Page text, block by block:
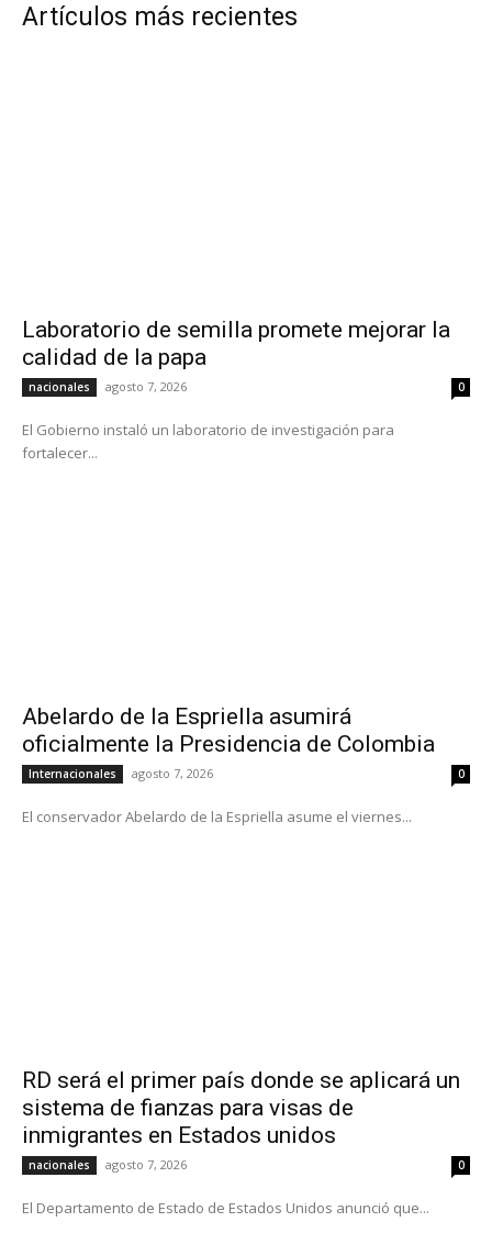
Artículos más recientes
Laboratorio de semilla promete mejorar la
calidad de la papa
nacionales agosto 7, 2026 0
El Gobierno instaló un laboratorio de investigación para
fortalecer...
Abelardo de la Espriella asumirá
oficialmente la Presidencia de Colombia
Internacionales agosto 7, 2026 0
El conservador Abelardo de la Espriella asume el viernes...
RD será el primer país donde se aplicará un
sistema de fianzas para visas de
inmigrantes en Estados unidos
nacionales agosto 7, 2026 0
El Departamento de Estado de Estados Unidos anunció que...